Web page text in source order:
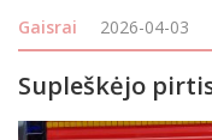
degė atvira liepsna.
Gaisro metu sudegė
Gaisrai 2026-04-03
Supleškėjo